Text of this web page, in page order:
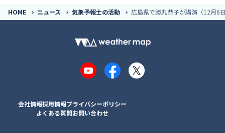
HOME ニュース 気象予報士の活動 広島県で勝丸恭子が講演（12月6
YouTubeFacebook
X
会社情報採用情報プライバシーポリシー
よくある質問お問い合わせ